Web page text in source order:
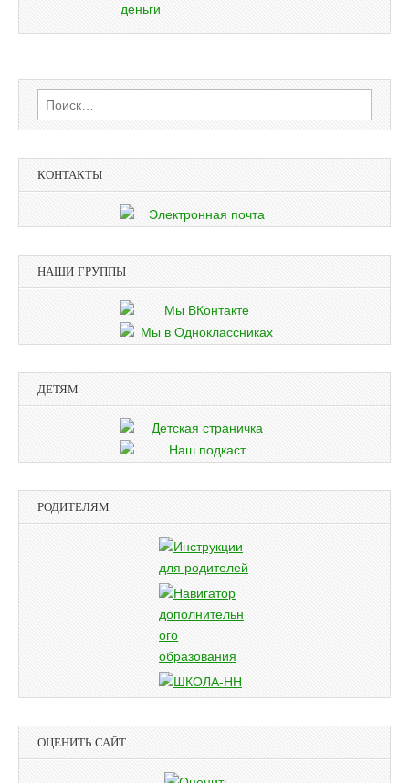
Найти:
КОНТАКТЫ
НАШИ ГРУППЫ
ДЕТЯМ
РОДИТЕЛЯМ
ОЦЕНИТЬ САЙТ